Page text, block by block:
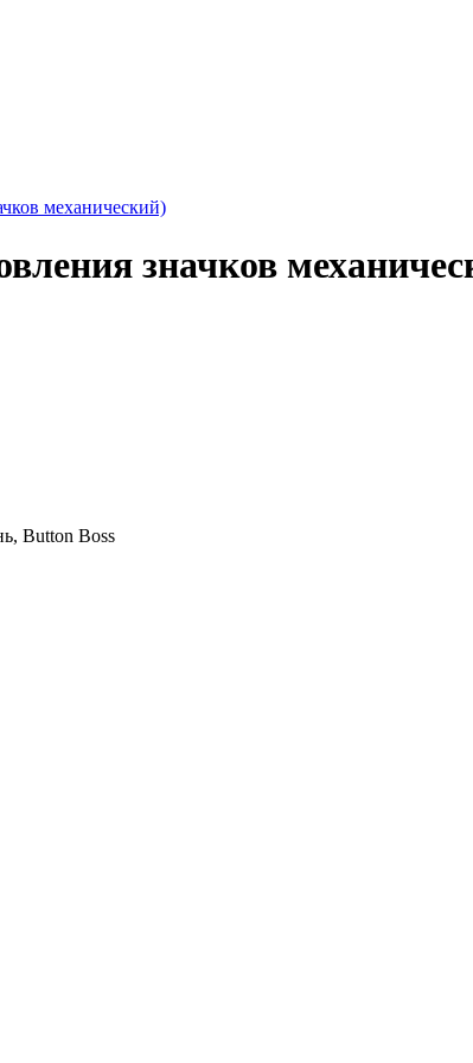
механический)
значков
Button Boss